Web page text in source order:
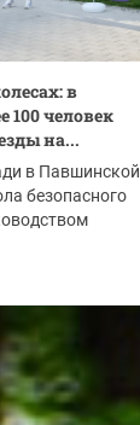
в
100 человек
на...
в Павшинской
безопасного